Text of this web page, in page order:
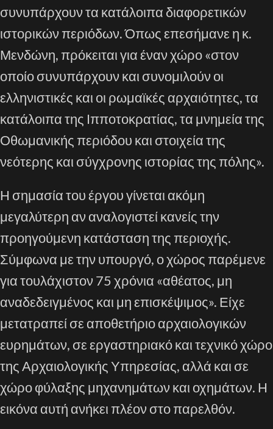
συνυπάρχουν τα κατάλοιπα διαφορετικών
ιστορικών περιόδων. Όπως επεσήμανε η κ.
Μενδώνη, πρόκειται για έναν χώρο «στον
οποίο συνυπάρχουν και συνομιλούν οι
ελληνιστικές και οι ρωμαϊκές αρχαιότητες, τα
κατάλοιπα της Ιπποτοκρατίας, τα μνημεία της
Οθωμανικής περιόδου και στοιχεία της
νεότερης και σύγχρονης ιστορίας της πόλης».
Η σημασία του έργου γίνεται ακόμη
μεγαλύτερη αν αναλογιστεί κανείς την
προηγούμενη κατάσταση της περιοχής.
Σύμφωνα με την υπουργό, ο χώρος παρέμενε
για τουλάχιστον 75 χρόνια «αθέατος, μη
αναδεδειγμένος και μη επισκέψιμος». Είχε
μετατραπεί σε αποθετήριο αρχαιολογικών
ευρημάτων, σε εργαστηριακό και τεχνικό χώρο
της Αρχαιολογικής Υπηρεσίας, αλλά και σε
χώρο φύλαξης μηχανημάτων και οχημάτων. Η
εικόνα αυτή ανήκει πλέον στο παρελθόν.